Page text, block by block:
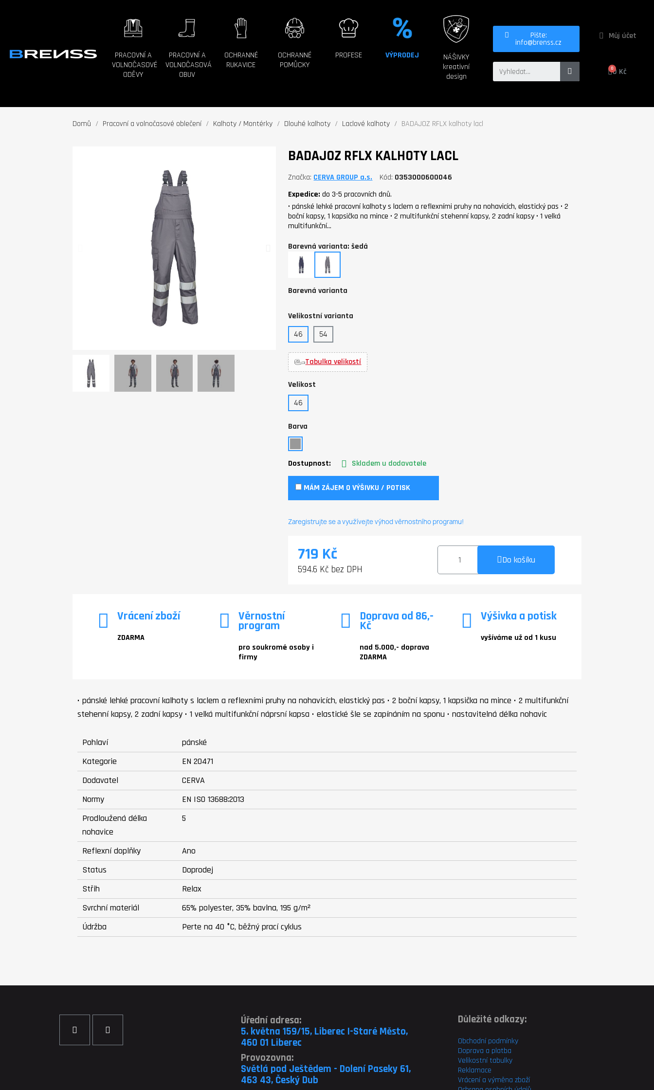
PRACOVNÍ A
VOLNOČASOVÉ
ODĚVY
PRACOVNÍ A
VOLNOČASOVÁ
OBUV
OCHRANNÉ
RUKAVICE
OCHRANNÉ
POMŮCKY
PROFESE VÝPRODEJ
NÁŠIVKY
kreativní
design
Pište:
info@brenss.cz
Můj účet
0 Kč
Domů Pracovní a volnočasové oblečení Kalhoty / Montérky Dlouhé kalhoty Laclové kalhoty BADAJOZ RFLX kalhoty lacl
BADAJOZ RFLX KALHOTY LACL
Značka CERVA GROUP a.s. Kód 0353000600046
Expedice:do 3-5 pracovních dnů.
• pánské lehké pracovní kalhoty s laclem a reflexními pruhy na nohavicích, elastický pas • 2
boční kapsy, 1 kapsička na mince • 2 multifunkční stehenní kapsy, 2 zadní kapsy • 1 velká
multifunkční…
Barevná varianta: šedá
navy šedá
Barevná varianta
Velikostní varianta
46 54
Tabulka velikostí
Velikost
46
Barva
Dostupnost: Skladem u dodavatele
MÁM ZÁJEM O VÝŠIVKU / POTISK
Zaregistrujte se a využívejte výhod věrnostního programu!
719 Kč
594.6 Kč bez DPH
Do košíku
Vrácení zboží
ZDARMA
Věrnostní
program
pro soukromé osoby i
firmy
Doprava od 86,-
Kč
nad 5.000,- doprava
ZDARMA
Výšivka a potisk
vyšíváme už od 1 kusu
• pánské lehké pracovní kalhoty s laclem a reflexními pruhy na nohavicích, elastický pas • 2 boční kapsy, 1 kapsička na mince • 2 multifunkční
stehenní kapsy, 2 zadní kapsy • 1 velká multifunkční náprsní kapsa • elastické šle se zapínáním na sponu • nastavitelná délka nohavic
Pohlaví
pánské
Kategorie
EN 20471
Dodavatel
CERVA
Normy
EN ISO 13688:2013
Prodloužená délka
nohavice
5
Reflexní doplňky
Ano
Status
Doprodej
Střih
Relax
Svrchní materiál
65% polyester, 35% bavlna, 195 g/m²
Údržba
Perte na 40 °C, běžný prací cyklus
Úřední adresa:
5. května 159/15, Liberec I-Staré Město,
460 01 Liberec
Provozovna:
Světlá pod Ještědem - Dolení Paseky 61,
463 43, Český Dub
Důležité odkazy:
Obchodní podmínky
Doprava a platba
Velikostní tabulky
Reklamace
Vrácení a výměna zboží